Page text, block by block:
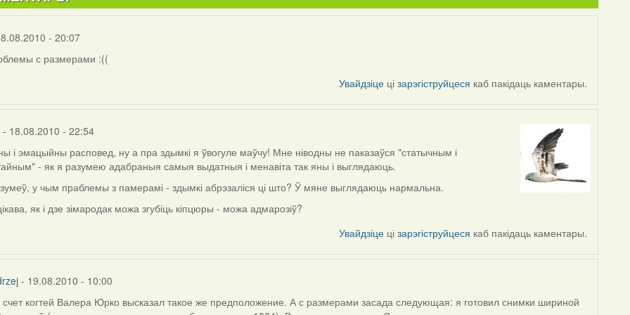
- 20:07
с размерами :((
Увайдзіце цізарэгіструйцеся каб пакідаць каментары.
- 18.08.2010 - 22:54
і эмацыйны расповед, ну а пра здымкі я ўвогуле маўчу! Мне ніводны не паказаўся "статычным і
- як я разумею адабраныя самыя выдатныя і менавіта так яны і выглядаюць.
у чым праблемы з памерамі - здымкі абрэзаліся ці што? Ў мяне выглядаюць нармальна.
як і дзе зімародак можа згубіць кіпцюры - можа адмарозіў?
Увайдзіце цізарэгіструйцеся каб пакідаць каментары.
- 19.08.2010 - 10:00
когтей Валера Юрко высказал такое же предположение. А с размерами засада следующая: я готовил снимки шириной